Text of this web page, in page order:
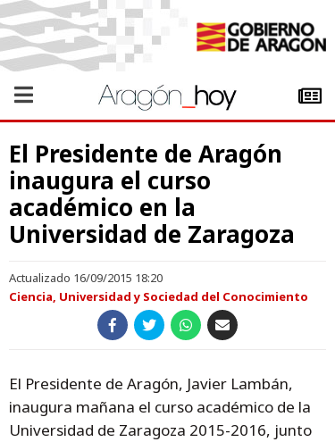
El Presidente de Aragón
inaugura el curso
académico en la
Universidad de Zaragoza
Actualizado 16/09/2015 18:20
Ciencia, Universidad y Sociedad del Conocimiento
El Presidente de Aragón, Javier Lambán,
inaugura mañana el curso académico de la
Universidad de Zaragoza 2015-2016, junto